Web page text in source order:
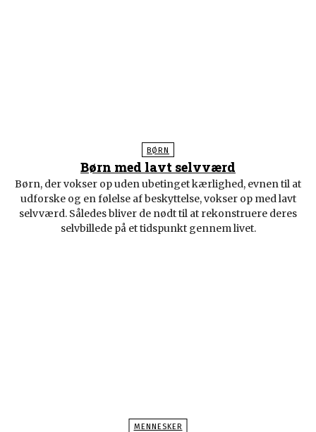
BØRN
Børn med lavt selvværd
Børn, der vokser op uden ubetinget kærlighed, evnen til at
udforske og en følelse af beskyttelse, vokser op med lavt
selvværd. Således bliver de nødt til at rekonstruere deres
selvbillede på et tidspunkt gennem livet.
MENNESKER